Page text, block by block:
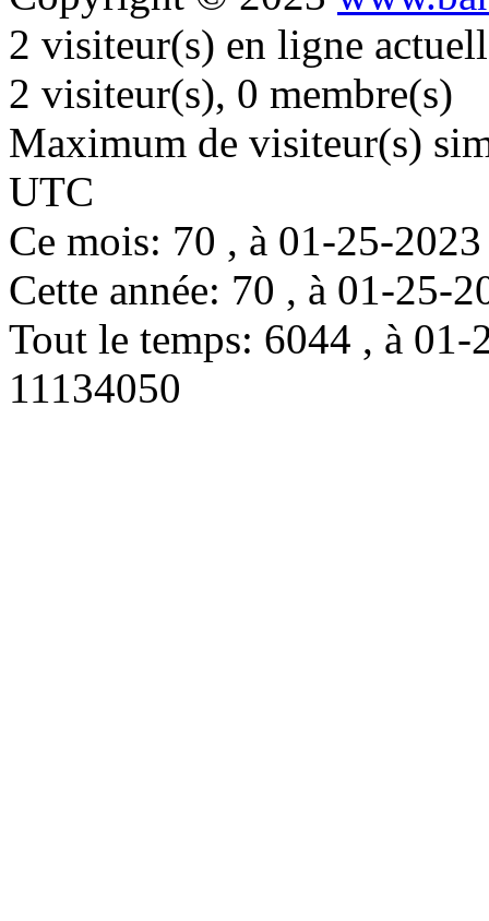
2 visiteur(s) en ligne
2 visiteur(s), 0 membre(s)
Maximum de visiteur(s)
UTC
Ce mois: 70 , à 01-25-
Cette année: 70 , à 01-25-
Tout le temps: 6044 , à
11134050